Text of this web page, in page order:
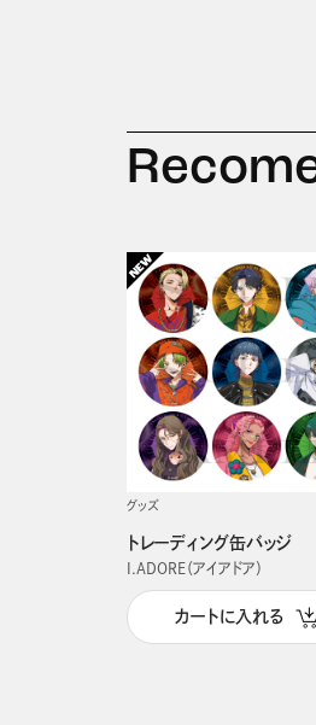
グッズ
トレーディング缶バッジ
I.ADORE（アイアドア）
カートに入れる